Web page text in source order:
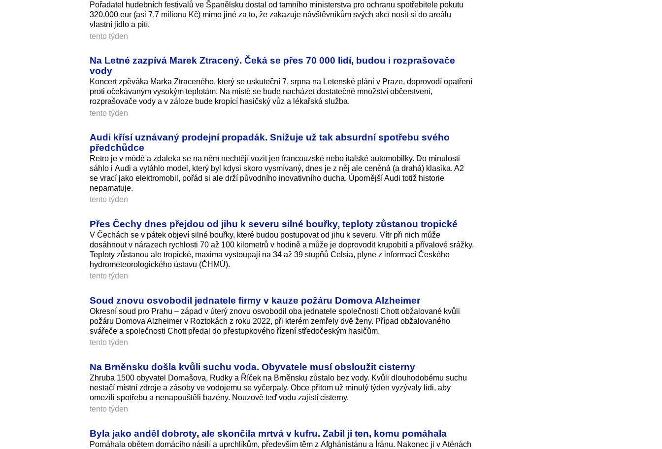
Pořadatel hudebních festivalů ve Španělsku dostal od tamního ministerstva pro ochranu spotřebitele pokutu
320.000 eur (asi 7,7 milionu Kč) mimo jiné za to, že zakazuje návštěvníkům svých akcí nosit si do areálu
vlastní jídlo a pití.
tento týden
Na Letné zazpívá Marek Ztracený. Čeká se přes 70 000 lidí, budou i rozprašovače
vody
Koncert zpěváka Marka Ztraceného, který se uskuteční 7. srpna na Letenské pláni v Praze, doprovodí opatření
proti očekávaným vysokým teplotám. Na místě se bude nacházet dostatečné množství občerstvení,
rozprašovače vody a v záloze bude kropící hasičský vůz a lékařská služba.
tento týden
Audi křísí uznávaný prodejní propadák. Snižuje už tak absurdní spotřebu svého
předchůdce
Retro je v módě a zdaleka se na něm nechtějí vozit jen francouzské nebo italské automobilky. Do minulosti
sáhlo i Audi a vytáhlo model, který byl kdysi skoro vysmívaný, dnes je z něj ale ceněná (a drahá) klasika. A2
se vrací jako elektromobil, pořád si ale drží původního inovativního ducha. Úpornější Audi totiž historie
nepamatuje.
tento týden
Přes Čechy dnes přejdou od jihu k severu silné bouřky, teploty zůstanou tropické
V Čechách se v pátek objeví silné bouřky, které budou postupovat od jihu k severu. Vítr při nich může
dosáhnout v nárazech rychlosti 70 až 100 kilometrů v hodině a může je doprovodit krupobití a přívalové srážky.
Teploty zůstanou ale tropické, maxima vystoupají na 34 až 39 stupňů Celsia, plyne z informací Českého
hydrometeorolo­gického ústavu (ČHMÚ).
tento týden
Soud znovu osvobodil jednatele firmy v kauze požáru Domova Alzheimer
Okresní soud pro Prahu – západ v úterý znovu osvobodil oba jednatele společnosti Chott obžalované kvůli
požáru Domova Alzheimer v Roztokách z roku 2022, při kterém zemřely dvě ženy. Případ obžalovaného
svářeče a společnosti Chott předal do přestupkového řízení středočeským hasičům.
tento týden
Na Brněnsku došla kvůli suchu voda. Obyvatele musí obsloužit cisterny
Zhruba 1500 obyvatel Domašova, Rudky a Říček na Brněnsku zůstalo bez vody. Kvůli dlouhodobému suchu
nestačí místní zdroje a zásoby ve vodojemu se vyčerpaly. Obce přitom už minulý týden vyzývaly lidi, aby
omezili spotřebu a nenapouštěli bazény. Nouzově teď vodu zajistí cisterny.
tento týden
Byla jako anděl dobroty, ale skončila mrtvá v kufru. Zabil ji ten, komu pomáhala
Pomáhala obětem domácího násilí a uprchlíkům, především těm z Afghánistánu a Íránu. Nakonec ji v Aténách